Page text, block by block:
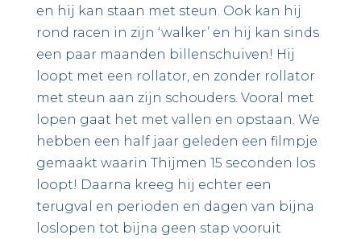
en hij kan staan met steun. Ook kan hij
rond racen in zijn ‘walker’ en hij kan sinds
een paar maanden billenschuiven! Hij
loopt met een rollator, en zonder rollator
met steun aan zijn schouders. Vooral met
lopen gaat het met vallen en opstaan. We
hebben een half jaar geleden een filmpje
gemaakt waarin Thijmen 15 seconden los
loopt! Daarna kreeg hij echter een
terugval en perioden en dagen van bijna
loslopen tot bijna geen stap vooruit